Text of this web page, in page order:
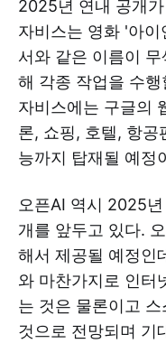
2025년 연내 공개
자비스는 영화 '아
서와 같은 이름이
해 각종 작업을 수
자비스에는 구글의
론, 쇼핑, 호텔, 항공
능까지 탑재될 예정
오픈AI 역시 2025
개를 앞두고 있다.
해서 제공될 예정인
와 마찬가지로 인터
는 것은 물론이고
것으로 전망되며 기